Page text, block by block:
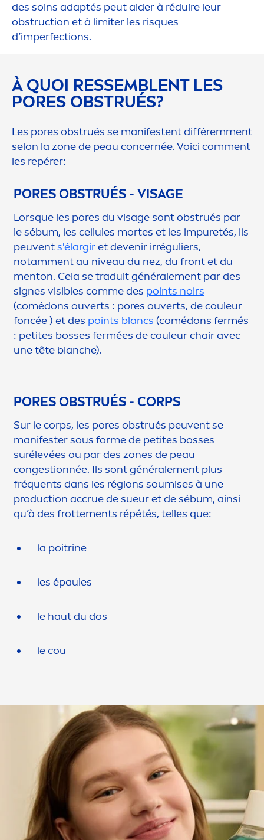
des soins adaptés peut aider à réduire leur
obstruction et à limiter les risques
d’imperfections.
À QUOI RESSEMBLENT LES
PORES OBSTRUÉS?
Les pores obstrués se manifestent différemment
selon la zone de peau concernée. Voici comment
les repérer:
PORES OBSTRUÉS - VISAGE
Lorsque les pores du visage sont obstrués par
le sébum, les cellules mortes et les impuretés, ils
peuvents'élargiret devenir irréguliers,
notamment au niveau du nez, du front et du
menton. Cela se traduit généralement par des
signes visibles comme des points noirs
(comédons ouverts : pores ouverts, de couleur
foncée ) et des points blancs (comédons fermés
: petites bosses fermées de couleur chair avec
une tête blanche).
PORES OBSTRUÉS - CORPS
Sur le corps, les pores obstrués peuvent se
manifester sous forme de petites bosses
surélevées ou par des zones de peau
congestionnée. Ils sont généralement plus
fréquents dans les régions soumises à une
production accrue de sueur et de sébum, ainsi
qu’à des frottements répétés, telles que:
la poitrine
les épaules
le haut du dos
le cou